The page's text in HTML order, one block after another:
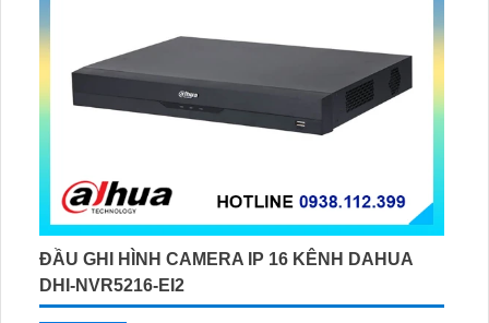
ĐẦU GHI HÌNH CAMERA IP 16 KÊNH DAHUA
DHI-NVR5216-EI2